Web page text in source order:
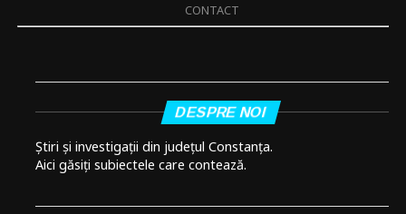
CONTACT
DESPRE NOI
Știri și investigații din județul Constanța.
Aici găsiți subiectele care contează.